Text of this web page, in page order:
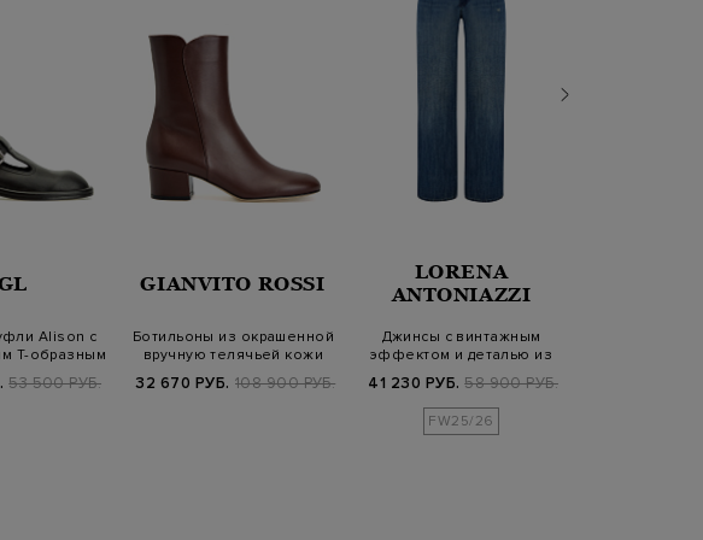
Alison с
Т-образным
53 500 РУБ.
GIANVITO ROSSI
Ботильоны из окрашенной
вручную телячьей кожи
32 670 РУБ. 108 900 РУБ.
LORENA
ANTONIAZZI
Джинсы с винтажным
эффектом и деталью из
41 230 РУБ. 58 900 РУБ.
FW25/26